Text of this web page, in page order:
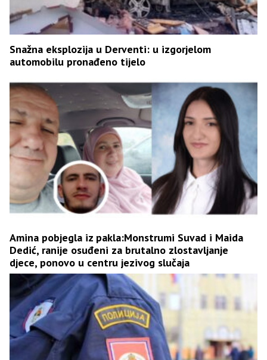
Snažna eksplozija u Derventi: u izgorjelom
automobilu pronađeno tijelo
Amina pobjegla iz pakla:Monstrumi Suvad i Maida
Dedić, ranije osuđeni za brutalno zlostavljanje
djece, ponovo u centru jezivog slučaja